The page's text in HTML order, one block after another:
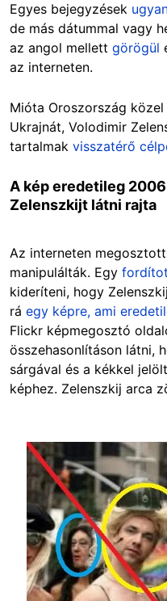
Egyes bejegyzések
de más dátummal vagy
az angol mellett görögül
az interneten.
Mióta Oroszország
Ukrajnát, Volodimir
tartalmak visszatérő
A kép eredetileg
Zelenszkijt látni rajta
Az interneten
manipulálták. Egy
kideríteni, hogy
rá egy képre, ami
Flickr képmegosztó
összehasonlításon látni,
sárgával és a kékkel
képhez. Zelenszkij arca
Image